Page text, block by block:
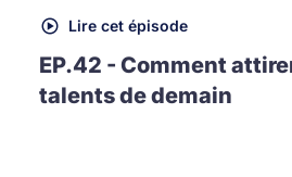
Lire cet épisode
EP.42 - Comment
talents de demain